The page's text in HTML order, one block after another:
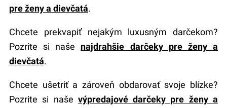
pre ženy a dievčatá.
Chcete prekvapiť nejakým luxusným darčekom?
Pozrite si naše najdrahšie darčeky pre ženy a
dievčatá.
Chcete ušetriť a zároveň obdarovať svoje blízke?
Pozrite si naše výpredajové darčeky pre ženy a